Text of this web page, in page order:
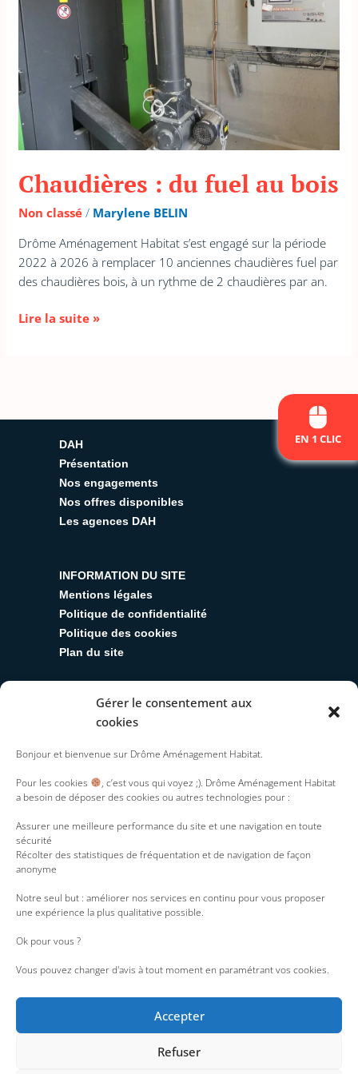
Gérer le consentement aux
cookies
Bonjour et bienvenue sur Drôme Aménagement Habitat.
Pour les cookies
, c’est vous qui voyez ;). Drôme Aménagement Habitat
a besoin de déposer des cookies ou autres technologies pour :
Assurer une meilleure performance du site et une navigation en toute
sécurité
Récolter des statistiques de fréquentation et de navigation de façon
anonyme
Notre seul but : améliorer nos services en continu pour vous proposer
une expérience la plus qualitative possible.
Ok pour vous ?
Vous pouvez changer d'avis à tout moment en paramétrant vos cookies.
Accepter
Refuser
EN 1 CLIC
Chaudières : du fuel au bois
Non classé / Marylene BELIN
Drôme Aménagement Habitat s’est engagé sur la période
2022 à 2026 à remplacer 10 anciennes chaudières fuel par
des chaudières bois, à un rythme de 2 chaudières par an.
bois
Lire la suite »
DAH
Présentation
Nos engagements
Nos offres disponibles
Les agences DAH
INFORMATION DU SITE
Mentions légales
Politique de confidentialité
Politique des cookies
Plan du site
SUIVEZ-NOUS
Y
o
u
t
u
e
T
w
t
t
r
L
i
k
e
i
R
s
s
I
n
s
t
a
r
m
Accessibilité : partiellement conforme|